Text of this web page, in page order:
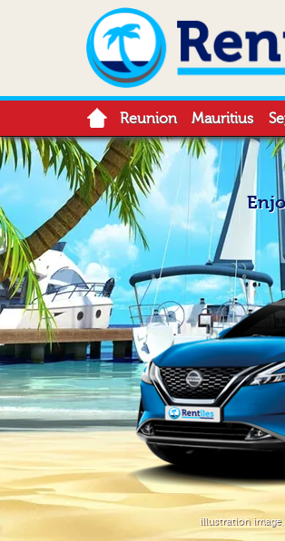
Reunion Mauritius
illustration